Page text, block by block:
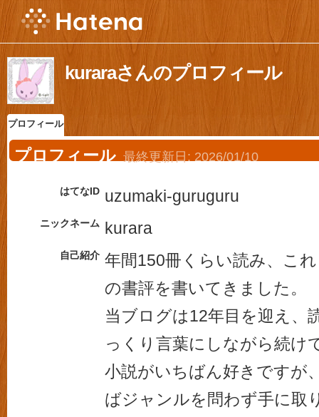
kuraraさんのプロフィール
プロフィール
プロフィール 最終更新日: 2026/01/10
はてなID uzumaki-guruguru
ニックネーム kurara
自己紹介 年間150冊くらい読み、こ
の書評を書いてきました。
当ブログは12年目を迎え、
っくり言葉にしながら続け
小説がいちばん好きですが
ばジャンルを問わず手に取